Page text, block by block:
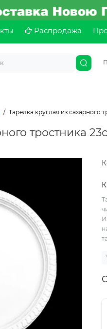
Распродажа
Тарелка круглая из сахарного
тростника